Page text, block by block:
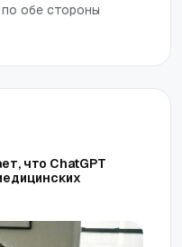
обе стороны
что ChatGPT